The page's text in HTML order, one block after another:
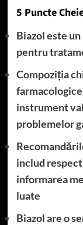
5 Puncte
Biazol este
pentru
Compoziția
instrument
problemelor
includ
informarea
luate
Biazol are o